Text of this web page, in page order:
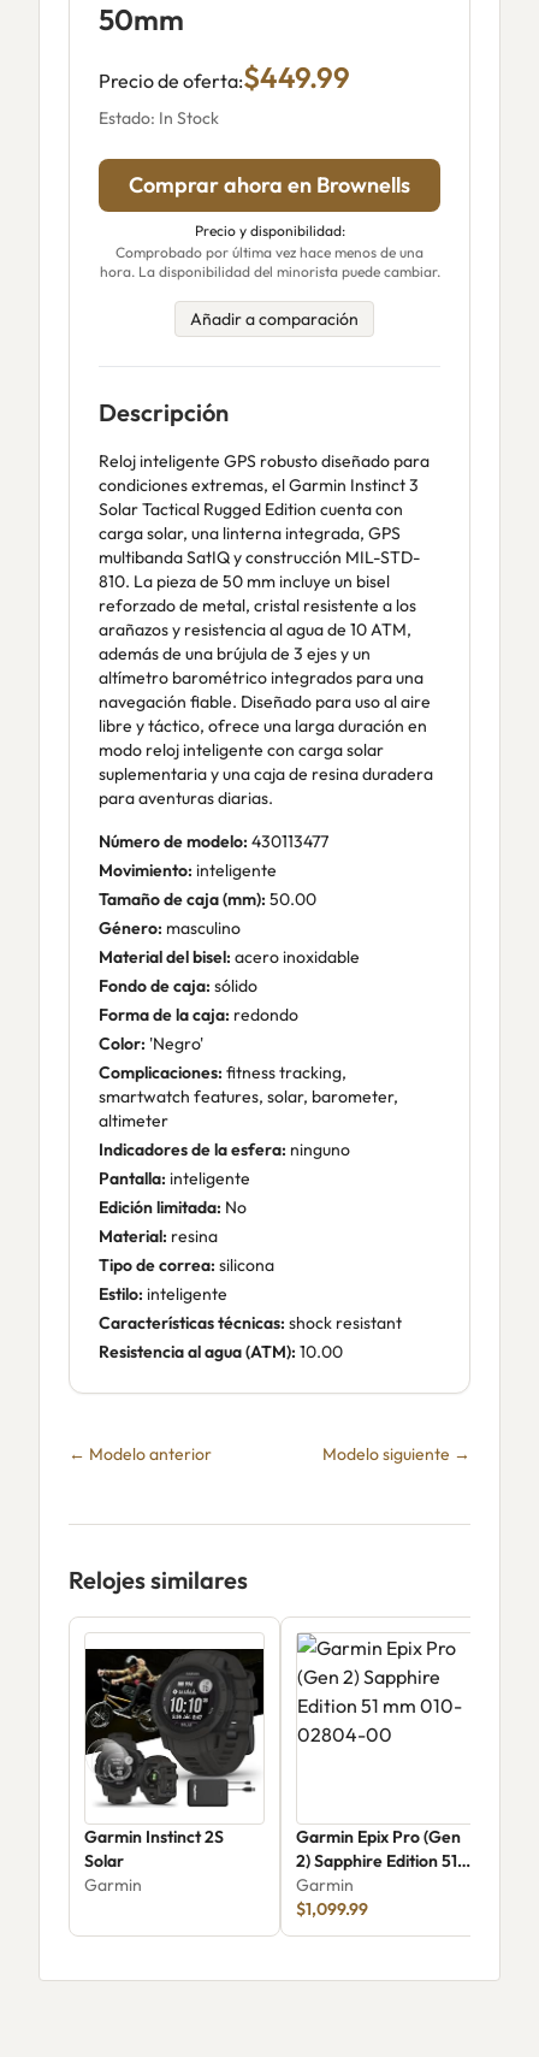
50mm
Precio de oferta:$449.99
Estado: In Stock
Comprar ahora en Brownells
Precio y disponibilidad:
Comprobado por última vez hace menos de una
hora. La disponibilidad del minorista puede cambiar.
Añadir a comparación
Descripción
Reloj inteligente GPS robusto diseñado para
condiciones extremas, el Garmin Instinct 3
Solar Tactical Rugged Edition cuenta con
carga solar, una linterna integrada, GPS
multibanda SatIQ y construcción MIL-STD-
810. La pieza de 50 mm incluye un bisel
reforzado de metal, cristal resistente a los
arañazos y resistencia al agua de 10 ATM,
además de una brújula de 3 ejes y un
altímetro barométrico integrados para una
navegación fiable. Diseñado para uso al aire
libre y táctico, ofrece una larga duración en
modo reloj inteligente con carga solar
suplementaria y una caja de resina duradera
para aventuras diarias.
Número de modelo: 430113477
Movimiento: inteligente
Tamaño de caja (mm): 50.00
Género: masculino
Material del bisel: acero inoxidable
Fondo de caja: sólido
Forma de la caja: redondo
Color: 'Negro'
Complicaciones: fitness tracking,
smartwatch features, solar, barometer,
altimeter
Indicadores de la esfera: ninguno
Pantalla: inteligente
Edición limitada: No
Material: resina
Tipo de correa: silicona
Estilo: inteligente
Características técnicas: shock resistant
Resistencia al agua (ATM): 10.00
← Modelo anterior Modelo siguiente →
Relojes similares
Garmin Instinct 2S
Solar
Garmin
Garmin Epix Pro (Gen
2) Sapphire Edition 51
mm 010-02804-00
Garmin
$1,099.99